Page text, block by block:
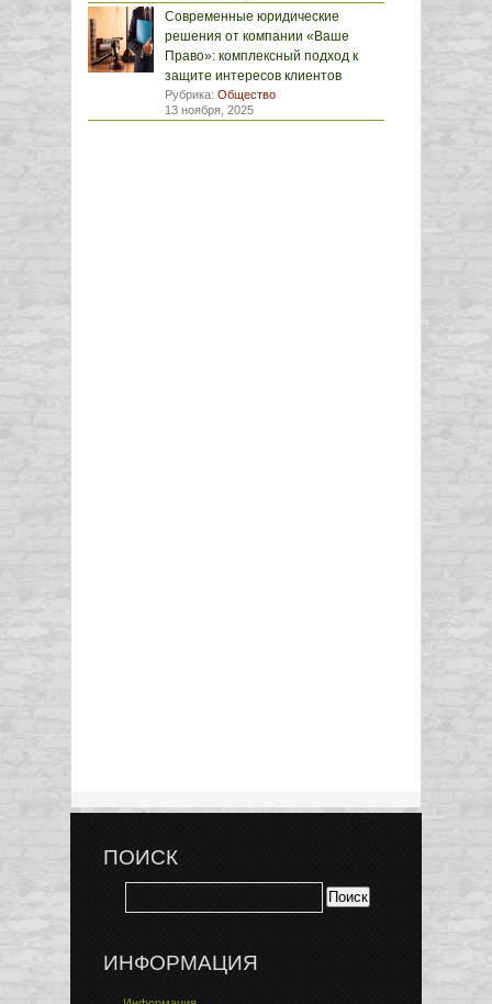
Современные юридические
решения от компании «Ваше
Право»: комплексный подход к
защите интересов клиентов
Рубрика: Общество
13 ноября, 2025
ПОИСК
ИНФОРМАЦИЯ